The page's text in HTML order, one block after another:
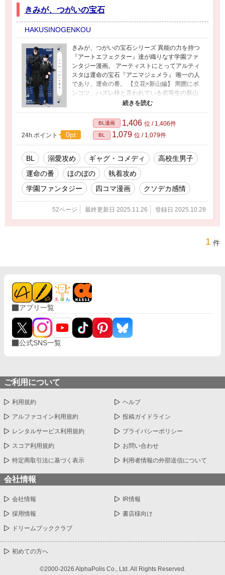
きみが、つがいの宝石
HAKUSINOGENKOU
きみが、つがいの宝石シリーズ 異能の力を持つ
『アートエフェクター』達が織りなす学園ファ
ンタジー漫画。 アーティストにとってアルティ
スタは運命の宝石『アニマジェメラ』 唯一の人
であり、運命の番。 【立花×新山編】 周囲にポ
ンコツ、ハズレ枠と言われている劣等生の新山
をバディとして指名してきたのは、学園内で最
しかし模擬戦当日、立花から戦力外宣言をされ
てしまう。彼の真意が解らず困惑する新山。立
花はしっかりと思惑があるようだが…？ すれ違
い（笑）から始まる、最優等生×ポンコツ劣等生
のドタバタ溺愛ラブコメ
24h.ポイント 0pt
BL漫画 1,406 位 / 1,406件
BL 1,079 位 / 1,079件
BL 溺愛攻め ギャグ・コメディ
高校生男子
運命の番
ほのぼの
執着攻め
学園ファンタジー
四コマ漫画 クソデカ感情
52ページ 最終更新日 2025.11.26 登録日 2025.10.28
1 件
アプリ一覧
公式SNS一覧
ご利用について
利用規約 ヘルプ
アルファコイン利用規約 投稿ガイドライン
レンタルサービス利用規約 プライバシーポリシー
スコア利用規約 お問い合わせ
特定商取引法に基づく表示 利用者情報の外部送信について
会社情報
会社情報 IR情報
採用情報 書店様向け
ドリームブッククラブ
初めての方へ
©2000-2026 AlphaPolis Co., Ltd. All Rights Reserved.